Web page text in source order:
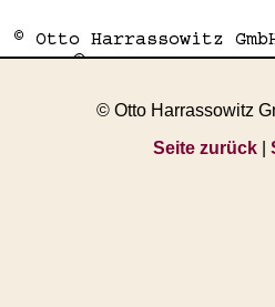
© Otto Harrassowitz
Seite zurück|